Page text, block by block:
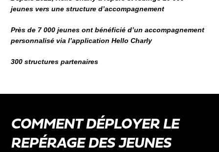
jeunes vers une structure d’accompagnement
Près de 7 000 jeunes ont bénéficié d’un accompagnement
personnalisé via l’application Hello Charly
300 structures partenaires
COMMENT DÉPLOYER LE
REPÉRAGE DES JEUNES